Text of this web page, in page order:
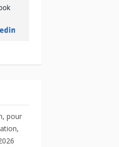
pour